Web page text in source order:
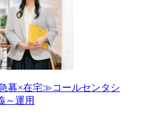
募×在宅≫コールセンタシ
～運用